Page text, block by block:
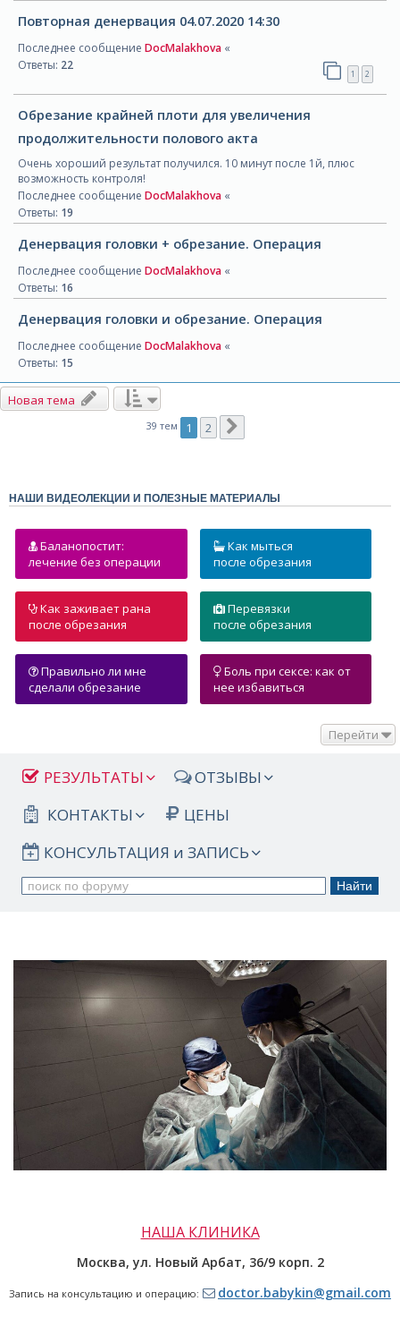
Повторная денервация 04.07.2020 14:30
Последнее сообщение DocMalakhova «
Ответы: 22
1 2
Обрезание крайней плоти для увеличения
продолжительности полового акта
Очень хороший результат получился. 10 минут после 1й, плюс
возможность контроля!
Последнее сообщение DocMalakhova «
Ответы: 19
Денервация головки + обрезание. Операция
Последнее сообщение DocMalakhova «
Ответы: 16
Денервация головки и обрезание. Операция
Последнее сообщение DocMalakhova «
Ответы: 15
Новая тема
39 тем 1 2
НАШИ ВИДЕОЛЕКЦИИ И ПОЛЕЗНЫЕ МАТЕРИАЛЫ
Баланопостит:
лечение без операции
Как мыться
после обрезания
Как заживает рана
после обрезания
Перевязки
после обрезания
Правильно ли мне
сделали обрезание
Боль при сексе: как от
нее избавиться
Перейти
РЕЗУЛЬТАТЫ
ОТЗЫВЫ
КОНТАКТЫ
ЦЕНЫ
КОНСУЛЬТАЦИЯ и ЗАПИСЬ
НАША КЛИНИКА
Москва, ул. Новый Арбат, 36/9 корп. 2
Запись на консультацию и операцию: doctor.babykin@gmail.com